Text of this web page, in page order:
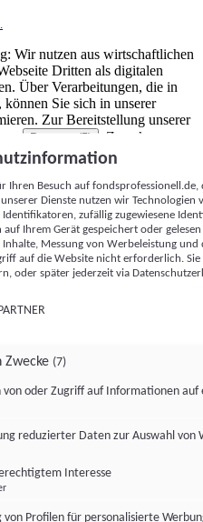
Wir nutzen aus wirtschaftlichen
Dritten als digitalen
Über Verarbeitungen, die in
Sie sich in unserer
Zur Bereitstellung unserer
Partnern (5)
. Zwecke:
Messung von Werbeleistung
Zielgruppenforschung.
Online-Kennungen (z. B. login-
Kennungen,
zusammen mit anderen
Browserinformationen,
Technologien usw.) auf
dort ausgelesen werden, um es
eine App oder einer Webseite
mehrere der hier aufgeführten
Ihren Besuch auf
Dienste nutzen wir Technologien
Identifikatoren, zufällig zugewiesene
Ihrem Gerät gespeichert oder
Messung von Werbeleistung
auf die Website nicht erforderlich.
oder später jederzeit via
Zwecke (7)
von oder Zugriff auf Informationen auf
reduzierter Daten zur Auswahl von
Interesse
von Profilen für personalisierte